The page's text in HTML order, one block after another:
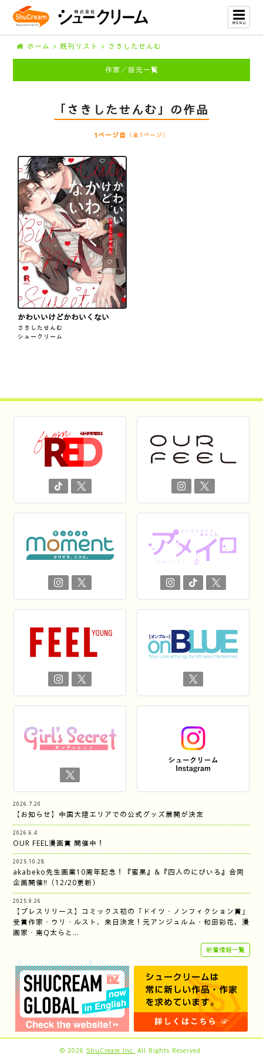
ホーム 既刊リスト さきしたせんむ
作家／版元一覧
「さきしたせんむ」の作品
1ページ目 （全1ページ）
かわいいけどかわいくない
さきしたせんむ
シュークリーム
2026.7.20
【お知らせ】中国大陸エリアでの公式グッズ展開が決定
2026.6.4
OUR FEEL漫画賞 開催中！
2025.10.28
akabeko先生画業10周年記念！『蜜果』&『四人のにびいろ』合同
企画開催‼︎（12/20更新）
2025.9.26
【プレスリリース】コミックス初の「ドイツ・ノンフィクション賞」
受賞作家・ウリ・ルスト、来日決定！元アンジュルム・和田彩花、漫
画家・南Q太らと…
新着情報一覧
© 2026 ShuCream Inc. All Rights Reserved.